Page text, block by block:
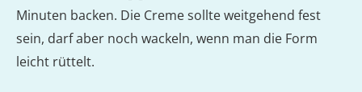
Minuten backen. Die Creme sollte weitgehend fest
sein, darf aber noch wackeln, wenn man die Form
leicht rüttelt.